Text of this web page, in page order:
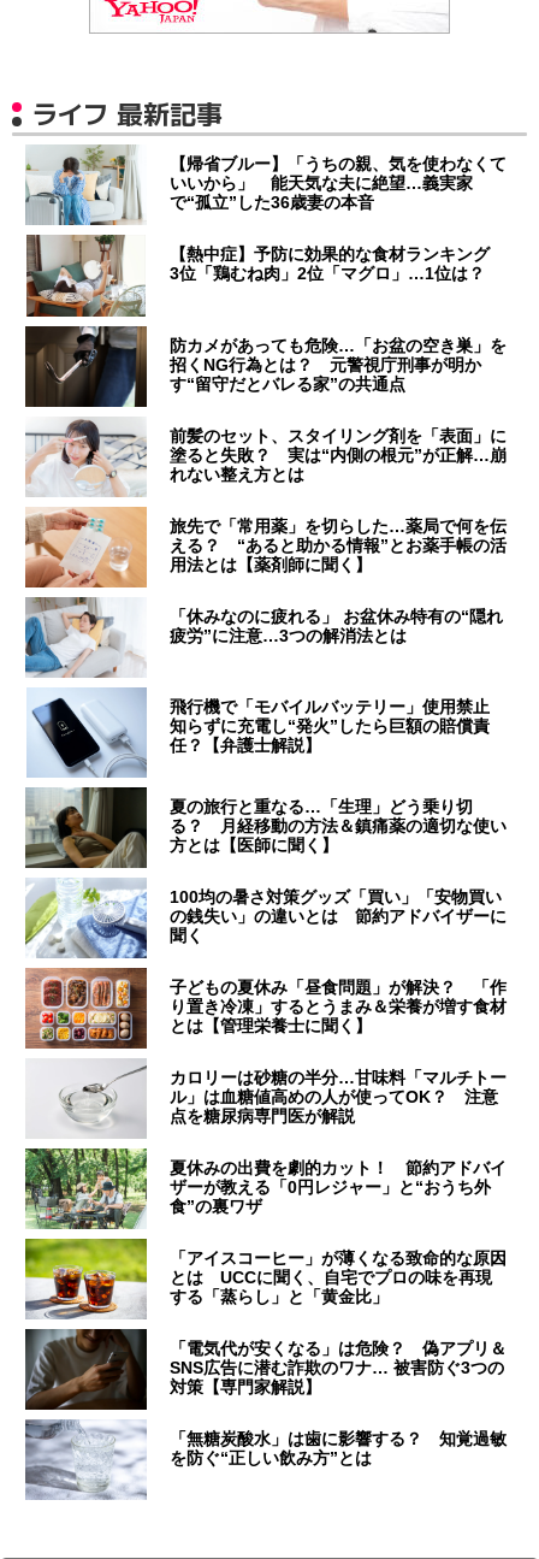
ライフ 最新記事
【帰省ブルー】「うちの親、気を使わなくて
いいから」 能天気な夫に絶望…義実家
で“孤立”した36歳妻の本音
【熱中症】予防に効果的な食材ランキング
3位「鶏むね肉」2位「マグロ」…1位は？
防カメがあっても危険…「お盆の空き巣」を
招くNG行為とは？ 元警視庁刑事が明か
す“留守だとバレる家”の共通点
前髪のセット、スタイリング剤を「表面」に
塗ると失敗？ 実は“内側の根元”が正解…崩
れない整え方とは
旅先で「常用薬」を切らした…薬局で何を伝
える？ “あると助かる情報”とお薬手帳の活
用法とは【薬剤師に聞く】
「休みなのに疲れる」 お盆休み特有の“隠れ
疲労”に注意…3つの解消法とは
飛行機で「モバイルバッテリー」使用禁止
知らずに充電し“発火”したら巨額の賠償責
任？【弁護士解説】
夏の旅行と重なる…「生理」どう乗り切
る？ 月経移動の方法＆鎮痛薬の適切な使い
方とは【医師に聞く】
100均の暑さ対策グッズ「買い」「安物買い
の銭失い」の違いとは 節約アドバイザーに
聞く
子どもの夏休み「昼食問題」が解決？ 「作
り置き冷凍」するとうまみ＆栄養が増す食材
とは【管理栄養士に聞く】
カロリーは砂糖の半分…甘味料「マルチトー
ル」は血糖値高めの人が使ってOK？ 注意
点を糖尿病専門医が解説
夏休みの出費を劇的カット！ 節約アドバイ
ザーが教える「0円レジャー」と“おうち外
食”の裏ワザ
「アイスコーヒー」が薄くなる致命的な原因
とは UCCに聞く、自宅でプロの味を再現
する「蒸らし」と「黄金比」
「電気代が安くなる」は危険？ 偽アプリ＆
SNS広告に潜む詐欺のワナ… 被害防ぐ3つの
対策【専門家解説】
「無糖炭酸水」は歯に影響する？ 知覚過敏
を防ぐ“正しい飲み方”とは